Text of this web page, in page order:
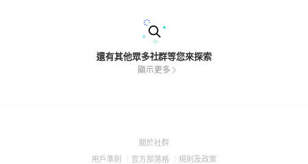
還有其他眾多社群等您來探索
顯示更多
關於社群(Open
用戶準則 (Open
官方部落格 (Open
規則及政策(Open